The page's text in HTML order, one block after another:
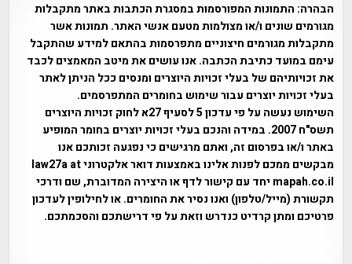
הבהרה: התמונות המפורסמות במסגרת הכתבות באתר מתקבלות
מגורמים שונים ו/או מצולמות מטעם אנשי האתר. תמונות אשר
מתקבלות מגורמים חיצוניים מתפרסמות בהתאם למידע שהתקבל
עימם במועד כתיבת הכתבה. אנו עושים את מיטב המאמצים לכבד
את זכויותיהם של בעלי זכויות היוצרים ומנסים ככל הניתן לאתר
בעלי זכויות יוצרים עבור שימוש בחומרים המתפרסמים.
השימוש נעשה על פי עדכון 5 לסעיף 27א לחוק זכויות היוצרים
תשס"ח 2007. במידה והנכם בעלי זכויות יוצרים בחומר המופיע
באתר ו/או בפרסום זה, ואתם מרגישים כי נפגעה זכותכם אנו
מבקשים ממכם לפנות אלינו באמצעות דואר אלקטרוני law27a at
mapah.co.il יחד עם קישור לדף או היצירה המדוברת, שם ודרכי
תקשורת (מייל/טלפון) ואנו נסיר את החומרים. או לחילופין לעדכון
פרטיכם ומתן קרדיט כנדרש וזאת על פי דרישתכם והסכמתכם.